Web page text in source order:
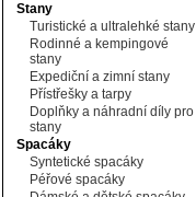
Stany
Turistické a ultralehké stany
Rodinné a kempingové
stany
Expediční a zimní stany
Přístřešky a tarpy
Doplňky a náhradní díly pro
stany
Spacáky
Syntetické spacáky
Péřové spacáky